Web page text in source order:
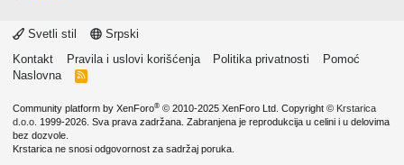
Svetli stil
Srpski
Kontakt
Pravila i uslovi korišćenja Politika privatnosti
Pomoć
Naslovna
R
Community platform by XenForo® © 2010-2025 XenForo Ltd. Copyright © Krstarica
d.o.o. 1999-2026. Sva prava zadržana. Zabranjena je reprodukcija u celini i u delovima
bez dozvole.
Krstarica ne snosi odgovornost za sadržaj poruka.